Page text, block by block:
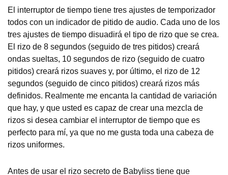
El interruptor de tiempo tiene tres ajustes de temporizador
todos con un indicador de pitido de audio. Cada uno de los
tres ajustes de tiempo disuadirá el tipo de rizo que se crea.
El rizo de 8 segundos (seguido de tres pitidos) creará
ondas sueltas, 10 segundos de rizo (seguido de cuatro
pitidos) creará rizos suaves y, por último, el rizo de 12
segundos (seguido de cinco pitidos) creará rizos más
definidos. Realmente me encanta la cantidad de variación
que hay, y que usted es capaz de crear una mezcla de
rizos si desea cambiar el interruptor de tiempo que es
perfecto para mí, ya que no me gusta toda una cabeza de
rizos uniformes.
Antes de usar el rizo secreto de Babyliss tiene que